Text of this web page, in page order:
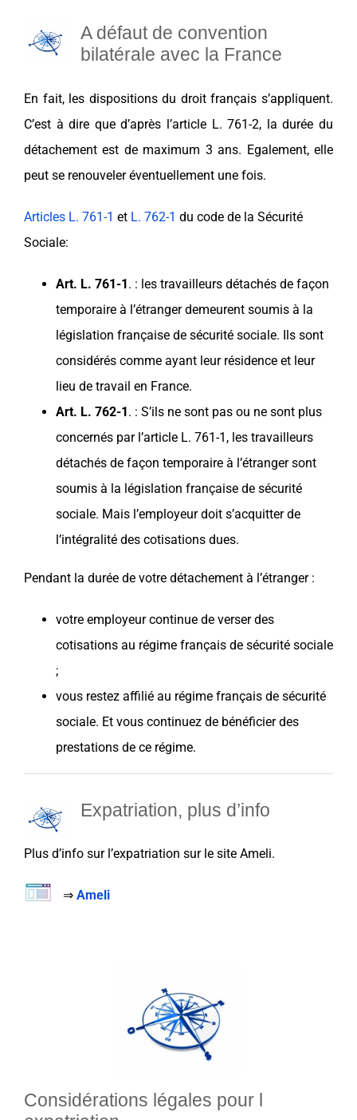
A défaut de convention
bilatérale avec la France
En fait, les dispositions du droit français s’appliquent.
C’est à dire que d’après l’article L. 761-2, la durée du
détachement est de maximum 3 ans. Egalement, elle
peut se renouveler éventuellement une fois.
Articles L. 761-1 et L. 762-1 du code de la Sécurité
Sociale:
Art. L. 761-1. : les travailleurs détachés de façon
temporaire à l’étranger demeurent soumis à la
législation française de sécurité sociale. Ils sont
considérés comme ayant leur résidence et leur
lieu de travail en France.
Art. L. 762-1. : S’ils ne sont pas ou ne sont plus
concernés par l’article L. 761-1, les travailleurs
détachés de façon temporaire à l’étranger sont
soumis à la législation française de sécurité
sociale. Mais l’employeur doit s’acquitter de
l’intégralité des cotisations dues.
Pendant la durée de votre détachement à l’étranger :
votre employeurcontinue de verser des
cotisations au régime français de sécurité sociale
;
vous restez affilié au régime français de sécurité
sociale. Et vous continuez de bénéficier des
prestations de ce régime.
Expatriation, plus d’info
Plus d’info sur l’expatriation sur le site Ameli.
⇒ Ameli
Considérations légales pour l